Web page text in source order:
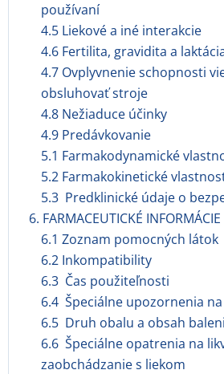
používaní
4.5 Liekové a iné interakcie
4.6 Fertilita, gravidita a
4.7 Ovplyvnenie schopnosti
obsluhovať stroje
4.8 Nežiaduce účinky
4.9 Predávkovanie
5.1 Farmakodynamické
5.2 Farmakokinetické
5.3 Predklinické údaje o
6. FARMACEUTICKÉ INFORMÁCIE
6.1 Zoznam pomocných látok
6.2 Inkompatibility
6.3 Čas použiteľnosti
6.4 Špeciálne upozornenia
6.5 Druh obalu a obsah
6.6 Špeciálne opatrenia na
zaobchádzanie s liekom